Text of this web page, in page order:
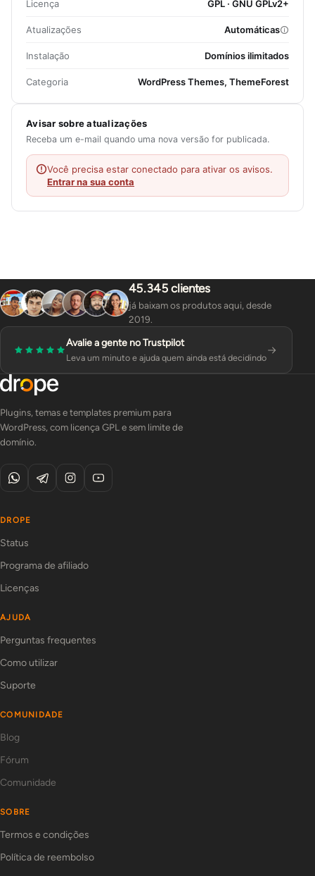
Licença GPL · GNU GPLv2+
Atualizações Automáticas
Instalação Domínios ilimitados
Categoria WordPress Themes, ThemeForest
Avisar sobre atualizações
Receba um e-mail quando uma nova versão for publicada.
Você precisa estar conectado para ativar os avisos.
Entrar na sua conta
45.345 clientes
já baixam os produtos aqui, desde
2019.
Avalie a gente no Trustpilot
Leva um minuto e ajuda quem ainda está decidindo
Plugins, temas e templates premium para
WordPress, com licença GPL e sem limite de
domínio.
DROPE
Status
Programa de afiliado
Licenças
AJUDA
Perguntas frequentes
Como utilizar
Suporte
COMUNIDADE
Blog
Fórum
Comunidade
SOBRE
Termos e condições
Política de reembolso